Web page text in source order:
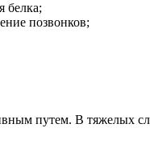
белка;
позвонков;
путем. В тяжелых